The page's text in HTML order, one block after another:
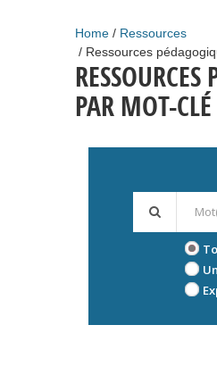
Home
Ressources
Ressources
PAR MOT-CLÉ